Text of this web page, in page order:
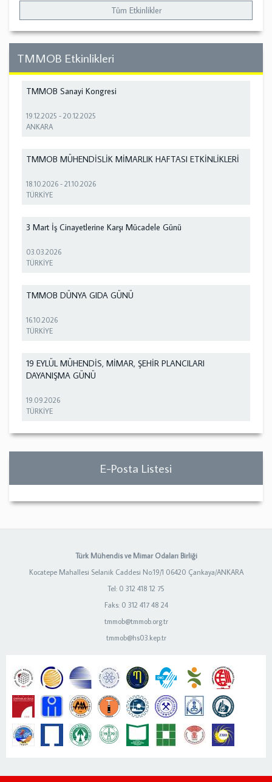
Tüm Etkinlikler
TMMOB Etkinlikleri
TMMOB Sanayi Kongresi
19.12.2025 -20.12.2025
ANKARA
TMMOB MÜHENDİSLİK MİMARLIK HAFTASI ETKİNLİKLERİ
18.10.2026 -21.10.2026
TÜRKİYE
3 Mart İş Cinayetlerine Karşı Mücadele Günü
03.03.2026
TÜRKİYE
TMMOB DÜNYA GIDA GÜNÜ
16.10.2026
TÜRKİYE
19 EYLÜL MÜHENDİS, MİMAR, ŞEHİR PLANCILARI
DAYANIŞMA GÜNÜ
19.09.2026
TÜRKİYE
E-Posta Listesi
Türk Mühendis ve Mimar Odaları Birliği
Kocatepe Mahallesi Selanik Caddesi No:19/1 06420 Çankaya/ANKARA
Tel: 0 312 418 12 75
Faks: 0 312 417 48 24
tmmob@tmmob.org.tr
tmmob@hs03.kep.tr